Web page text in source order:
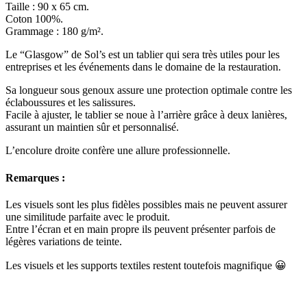
Taille : 90 x 65 cm.
Coton 100%.
Grammage : 180 g/m².
Le “Glasgow” de Sol’s est un tablier qui sera très utiles pour les
entreprises et les événements dans le domaine de la restauration.
Sa longueur sous genoux assure une protection optimale contre les
éclaboussures et les salissures.
Facile à ajuster, le tablier se noue à l’arrière grâce à deux lanières,
assurant un maintien sûr et personnalisé.
L’encolure droite confère une allure professionnelle.
Remarques :
Les visuels sont les plus fidèles possibles mais ne peuvent assurer
une similitude parfaite avec le produit.
Entre l’écran et en main propre ils peuvent présenter parfois de
légères variations de teinte.
Les visuels et les supports textiles restent toutefois magnifique 😀